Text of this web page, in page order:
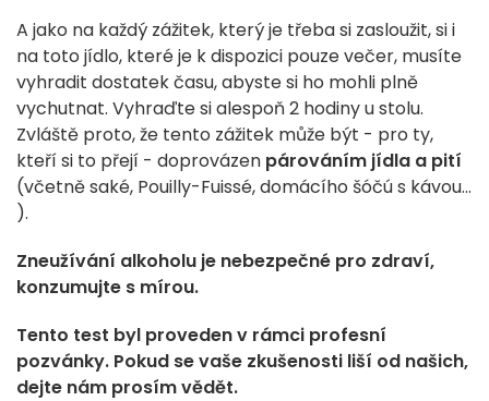
A jako na každý zážitek, který je třeba si zasloužit, si i
na toto jídlo, které je k dispozici pouze večer, musíte
vyhradit dostatek času, abyste si ho mohli plně
vychutnat. Vyhraďte si alespoň 2 hodiny u stolu.
Zvláště proto, že tento zážitek může být - pro ty,
kteří si to přejí - doprovázen párováním jídla a pití
(včetně saké, Pouilly-Fuissé, domácího šóčú s kávou...
).
Zneužívání alkoholu je nebezpečné pro zdraví,
konzumujte s mírou.
Tento test byl proveden v rámci profesní
pozvánky. Pokud se vaše zkušenosti liší od našich,
dejte nám prosím vědět.